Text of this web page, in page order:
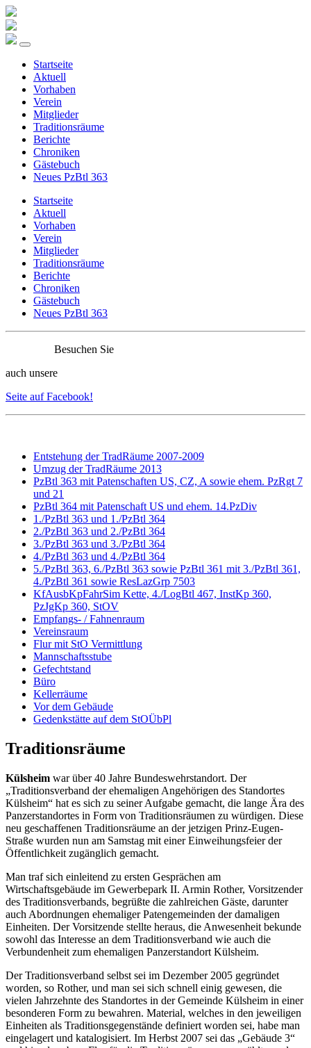
Startseite
Aktuell
Vorhaben
Verein
Mitglieder
Traditionsräume
Berichte
Chroniken
Gästebuch
Neues PzBtl 363
Startseite
Aktuell
Vorhaben
Verein
Mitglieder
Traditionsräume
Berichte
Chroniken
Gästebuch
Neues PzBtl 363
Besuchen Sie
auch unsere
Seite auf Facebook!
Entstehung der TradRäume 2007-2009
Umzug der TradRäume 2013
PzBtl 363 mit Patenschaften US, CZ, A sowie ehem. PzRgt 7
und 21
PzBtl 364 mit Patenschaft US und ehem. 14.PzDiv
1./PzBtl 363 und 1./PzBtl 364
2./PzBtl 363 und 2./PzBtl 364
3./PzBtl 363 und 3./PzBtl 364
4./PzBtl 363 und 4./PzBtl 364
5./PzBtl 363, 6./PzBtl 363 sowie PzBtl 361 mit 3./PzBtl 361,
4./PzBtl 361 sowie ResLazGrp 7503
KfAusbKpFahrSim Kette, 4./LogBtl 467, InstKp 360,
PzJgKp 360, StOV
Empfangs- / Fahnenraum
Vereinsraum
Flur mit StO Vermittlung
Mannschaftsstube
Gefechtstand
Büro
Kellerräume
Vor dem Gebäude
Gedenkstätte auf dem StOÜbPl
Traditionsräume
Külsheim war über 40 Jahre Bundeswehrstandort. Der
„Traditionsverband der ehemaligen Angehörigen des Standortes
Külsheim“ hat es sich zu seiner Aufgabe gemacht, die lange Ära des
Panzerstandortes in Form von Traditionsräumen zu würdigen. Diese
neu geschaffenen Traditionsräume an der jetzigen Prinz-Eugen-
Straße wurden nun am Samstag mit einer Einweihungsfeier der
Öffentlichkeit zugänglich gemacht.
Man traf sich einleitend zu ersten Gesprächen am
Wirtschaftsgebäude im Gewerbepark II. Armin Rother, Vorsitzender
des Traditionsverbands, begrüßte die zahlreichen Gäste, darunter
auch Abordnungen ehemaliger Patengemeinden der damaligen
Einheiten. Der Vorsitzende stellte heraus, die Anwesenheit bekunde
sowohl das Interesse an dem Traditionsverband wie auch die
Verbundenheit zum ehemaligen Panzerstandort Külsheim.
Der Traditionsverband selbst sei im Dezember 2005 gegründet
worden, so Rother, und man sei sich schnell einig gewesen, die
vielen Jahrzehnte des Standortes in der Gemeinde Külsheim in einer
besonderen Form zu bewahren. Material, welches in den jeweiligen
Einheiten als Traditionsgegenstände definiert worden sei, habe man
eingelagert und katalogisiert. Im Herbst 2007 sei das „Gebäude 3“